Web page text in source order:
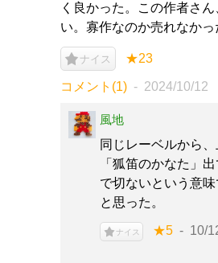
く良かった。この作者さ
い。寡作なのか売れなかっ
ナイス ★23
コメント(1) 2024/10/12
風地
同じレーベルから
「狐笛のかなた」
で切ないという意
と思った。
ナイス ★5 10/